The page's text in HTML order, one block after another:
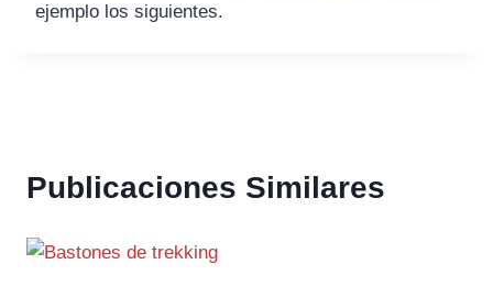
ejemplo los siguientes.
Publicaciones Similares